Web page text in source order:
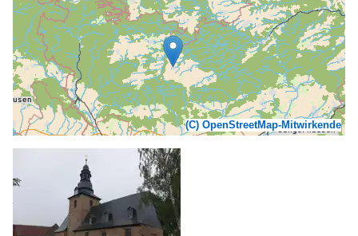
(C) OpenStreetMap-Mitwirkende